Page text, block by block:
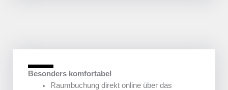
Besonders komfortabel
Raumbuchung direkt online über das